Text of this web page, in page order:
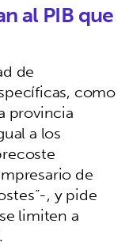
al PIB que
de
como
provincia
a los
de
, y pide
limiten a